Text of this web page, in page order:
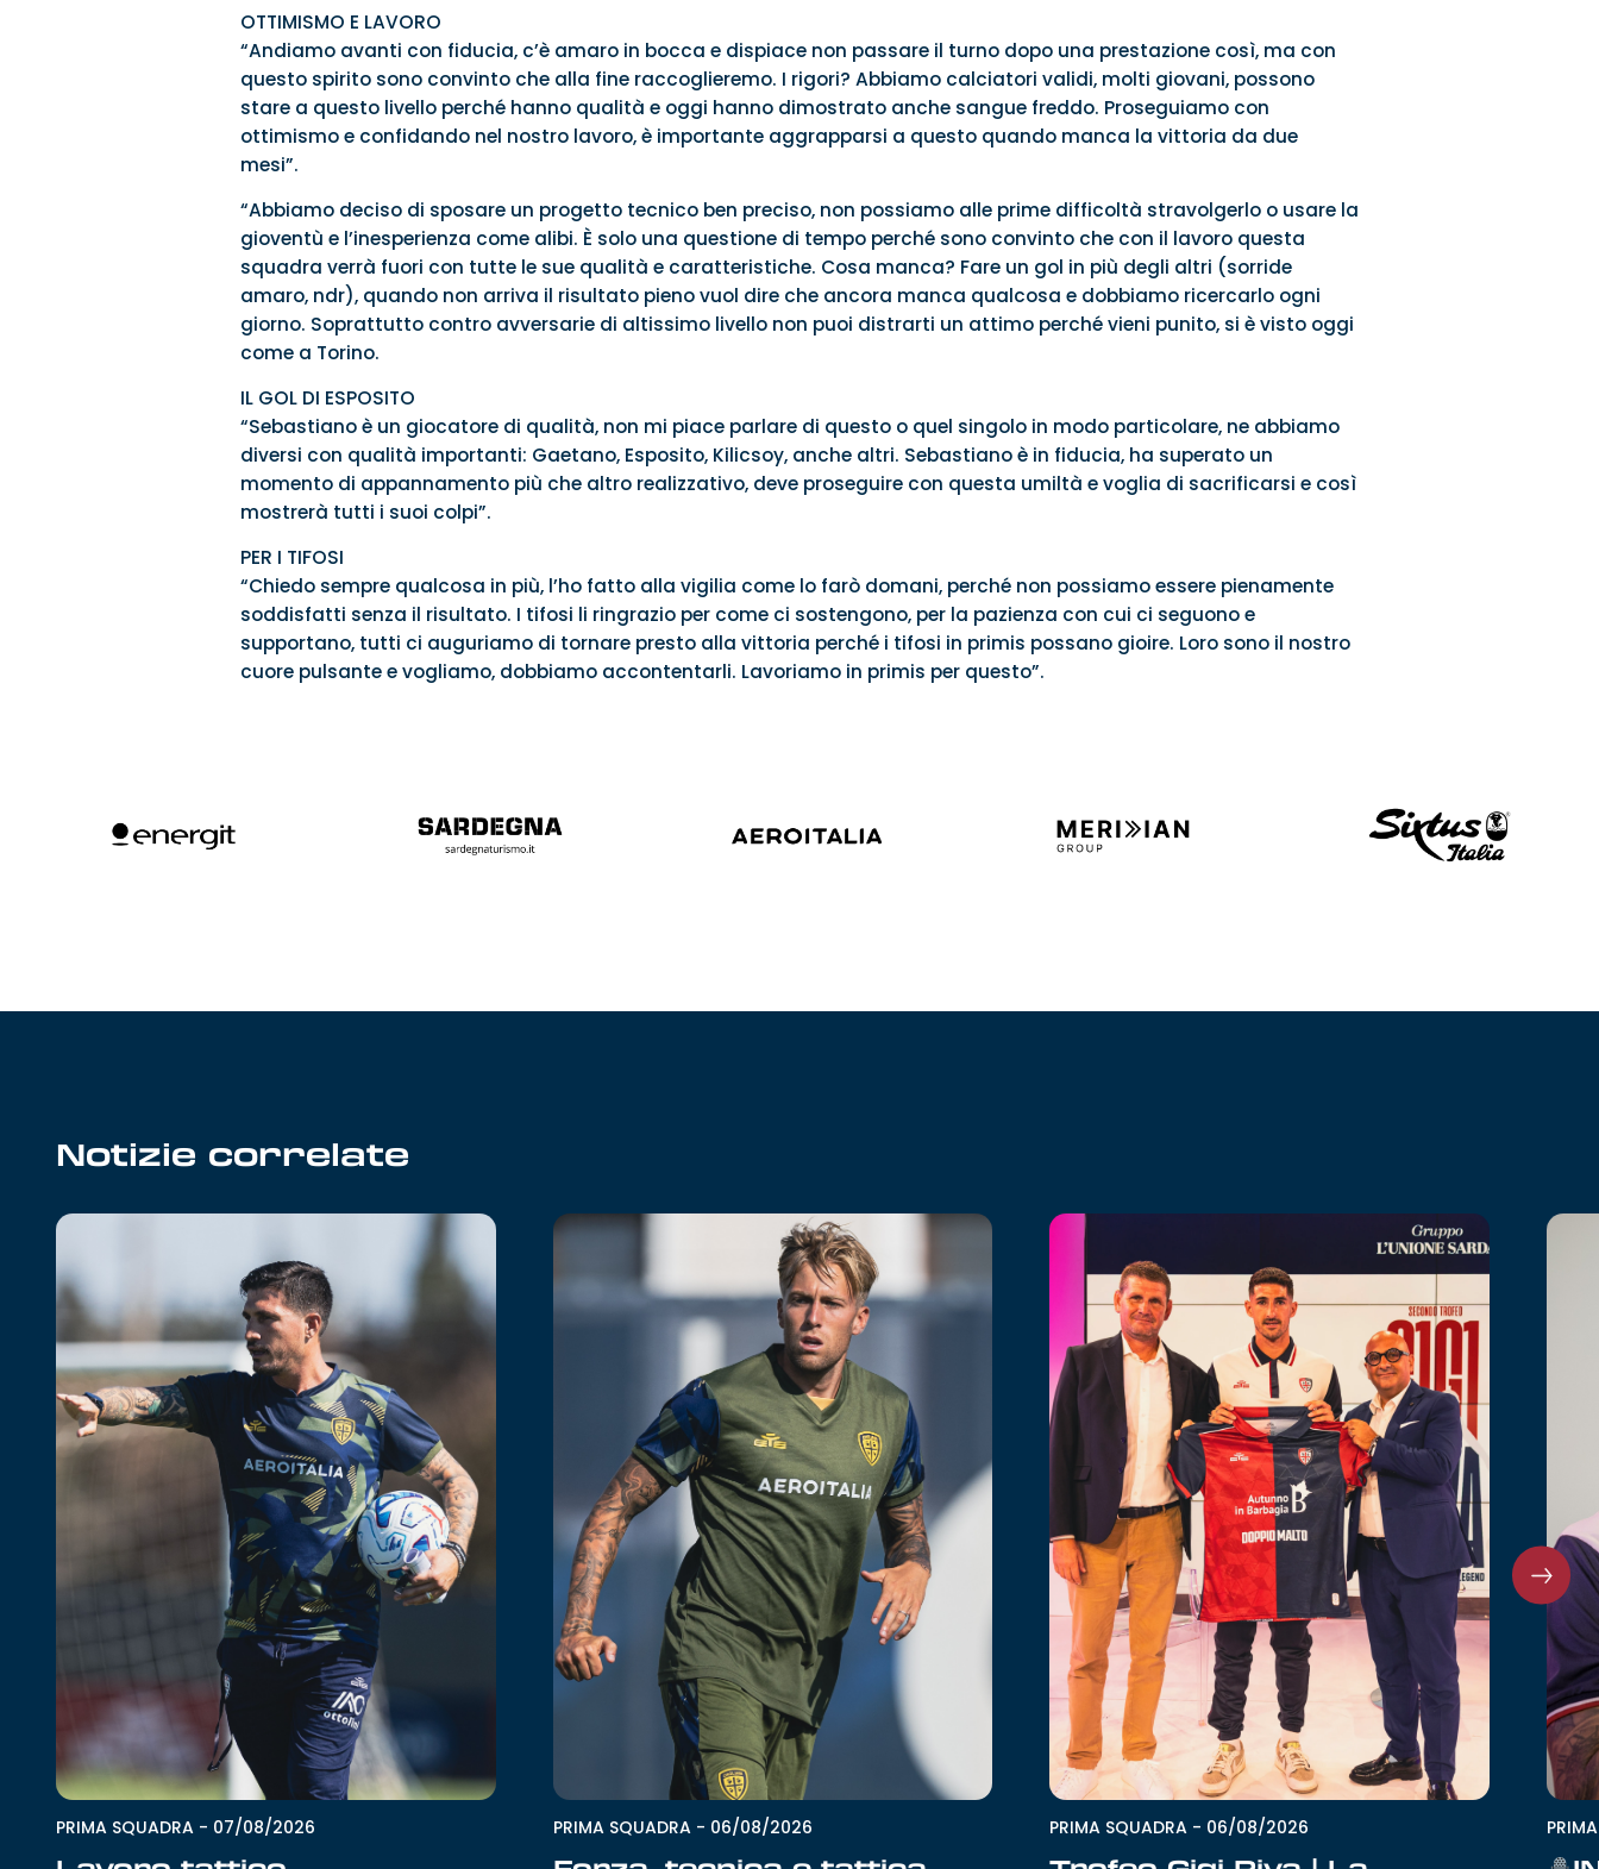
OTTIMISMO E LAVORO
“Andiamo avanti con fiducia, c’è amaro in bocca e dispiace non passare il turno dopo una prestazione così, ma con
questo spirito sono convinto che alla fine raccoglieremo. I rigori? Abbiamo calciatori validi, molti giovani, possono
stare a questo livello perché hanno qualità e oggi hanno dimostrato anche sangue freddo. Proseguiamo con
ottimismo e confidando nel nostro lavoro, è importante aggrapparsi a questo quando manca la vittoria da due
mesi”.
“Abbiamo deciso di sposare un progetto tecnico ben preciso, non possiamo alle prime difficoltà stravolgerlo o usare la
gioventù e l’inesperienza come alibi. È solo una questione di tempo perché sono convinto che con il lavoro questa
squadra verrà fuori con tutte le sue qualità e caratteristiche. Cosa manca? Fare un gol in più degli altri (sorride
amaro, ndr), quando non arriva il risultato pieno vuol dire che ancora manca qualcosa e dobbiamo ricercarlo ogni
giorno. Soprattutto contro avversarie di altissimo livello non puoi distrarti un attimo perché vieni punito, si è visto oggi
come a Torino.
IL GOL DI ESPOSITO
“Sebastiano è un giocatore di qualità, non mi piace parlare di questo o quel singolo in modo particolare, ne abbiamo
diversi con qualità importanti: Gaetano, Esposito, Kilicsoy, anche altri. Sebastiano è in fiducia, ha superato un
momento di appannamento più che altro realizzativo, deve proseguire con questa umiltà e voglia di sacrificarsi e così
mostrerà tutti i suoi colpi”.
PER I TIFOSI
“Chiedo sempre qualcosa in più, l’ho fatto alla vigilia come lo farò domani, perché non possiamo essere pienamente
soddisfatti senza il risultato. I tifosi li ringrazio per come ci sostengono, per la pazienza con cui ci seguono e
supportano, tutti ci auguriamo di tornare presto alla vittoria perché i tifosi in primis possano gioire. Loro sono il nostro
cuore pulsante e vogliamo, dobbiamo accontentarli. Lavoriamo in primis per questo”.
Notizie correlate
PRIMA SQUADRA - 07/08/2026 PRIMA SQUADRA - 06/08/2026 PRIMA SQUADRA - 06/08/2026